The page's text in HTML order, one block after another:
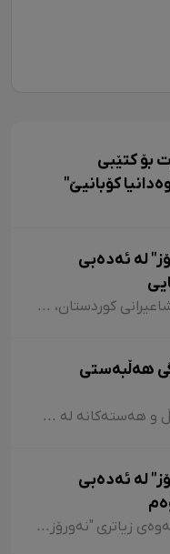
بۆ کتێبی
کۆبانیێ"
لە ئەدەبی
زۆرینەی نووسەران و شاعیرانی کوردستان، لە شیعر و دەقەکانیاندا بە شێوازی جۆراوجۆر باسی نەورۆزیان کردووە کە لەبەر نەبوونی مەجال تەنیا ئاماژەمان بە چەند شاعیر و چەند نموونە شیعر کرد. پێم خۆشە لە کۆتاییشدا ئاماژە بەوە بکەم کە شاعیران "موخلیس، عەونی، هەژار، زاری، عەلی حەسەنیانی، ژیلا حسەینی، محەممەد ساڵح دیلان، ئەسیری، ناسر ئاغابرا، جەلال مەلەکشا، شێرکۆ بێکەس و عەبدوڵڵا پەشێو و..." لە چەندین شیعریاندا باسی "نەورۆز"یان کردووە و لەسەر کوردستانیبوونی نەورۆز جەختیان کردووەتەوە.
هەڵبەستی
مەلای جزیری لێدانی دڵ و هەستەکانە لە شیعری کلاسیکدا. مەلای جزیری ساڵی ١٥٦٥ لە جزیری بۆتان لەدایک بووە. ناوی "ئەحمەد"ە و لە شیعردا نازناوی "نیشانی، مەلێ و مەلا"یە و لە سەدەی ١٧دا ژیاوە. مەلا ئەحمەد جزیری لەسەر دەستی باوکی (شێخ محەممەد) دەستی بە خوێندن کردووە و لە مەدرەسەی "هەکاری و عیمادی" درێژەی بە خوێندن داوە.
لە ئەدەبی
لەم بەشەشدا ڕەنگدانەوەی زیاتری "نەورۆز" لە شیعر و دەقی کوردیدا دەخەینەڕوو. هەروەها پێویستە ئاماژەش بەوە بکەم کە وێڕای ئەوەی لەم وتارەدا ڕەنگدانەوەی "نەورۆز" لە ئەدەبی کوردیدا دەبینین، ئاوڕێکیش لە شاعیران و نووسەرانمان دەدەینەوە کە بەداخەوە ناوی هەندێکیان بە فەرامۆشی سپێردراون.